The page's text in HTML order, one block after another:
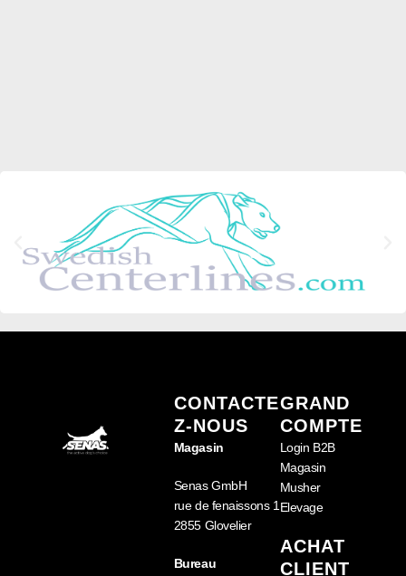
CONTACTE
Z-NOUS
Magasin
Senas GmbH
rue de fenaissons 1
2855 Glovelier
Bureau
GRAND
COMPTE
Login B2B
Magasin
Musher
Elevage
ACHAT
CLIENT